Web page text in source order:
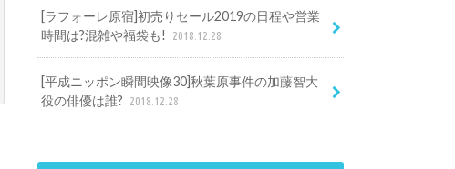
[ラフォーレ原宿]初売りセール2019の日程や営業
時間は?混雑や福袋も!
2018.12.28
[平成ニッポン瞬間映像30]秋葉原事件の加藤智大
役の俳優は誰?
2018.12.28